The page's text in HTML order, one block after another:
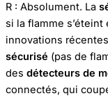
R : Absolument. La
si la flamme
innovations
sécurisé (pas de
des détecteurs de
connectés, qui